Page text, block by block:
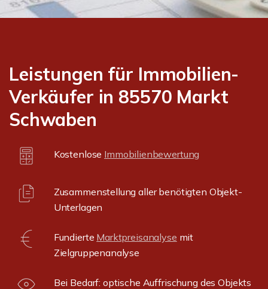
Leistungen für Immobilien-
Verkäufer in 85570 Markt
Schwaben
Kostenlose Immobilienbewertung
Zusammenstellung aller benötigten Objekt-
Unterlagen
Fundierte Marktpreisanalyse mit
Zielgruppenanalyse
Bei Bedarf: optische Auffrischung des Objekts